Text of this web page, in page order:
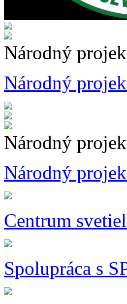
Národný
Národný
Národný
Národný
Centrum
Spolupráca s